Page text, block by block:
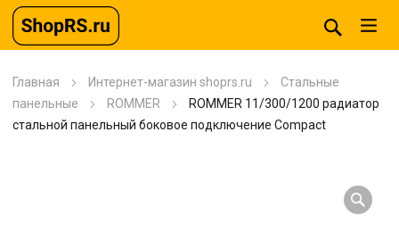
Главная Интернет-магазин shoprs.ru
Стальные
панельные
ROMMER
ROMMER 11/300/1200 радиатор
стальной панельный боковое подключение Compact